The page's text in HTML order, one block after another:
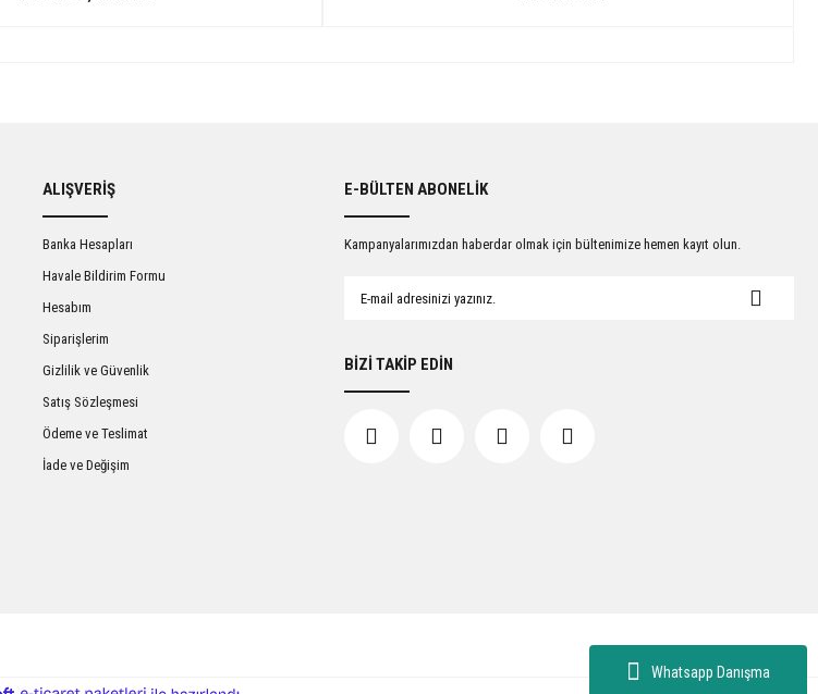
Whatsapp Danışma
Gönder
ALIŞVERİŞ
Banka Hesapları
Havale Bildirim Formu
Hesabım
Siparişlerim
Gizlilik ve Güvenlik
Satış Sözleşmesi
Ödeme ve Teslimat
İade ve Değişim
E-BÜLTEN ABONELİK
Kampanyalarımızdan haberdar olmak için bültenimize hemen kayıt olun.
BİZİ TAKİP EDİN